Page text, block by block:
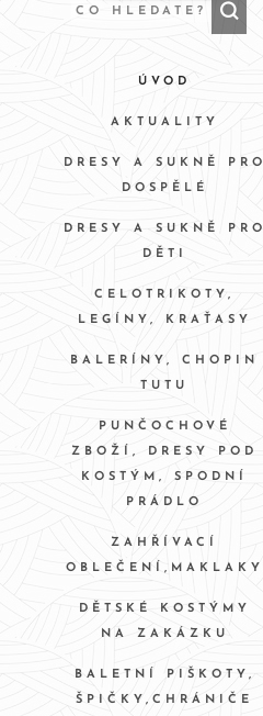
ÚVOD
AKTUALITY
DRESY A SUKNĚ PRO
DOSPĚLÉ
DRESY A SUKNĚ PRO
DĚTI
CELOTRIKOTY,
LEGÍNY, KRAŤASY
BALERÍNY, CHOPIN
TUTU
PUNČOCHOVÉ
ZBOŽÍ, DRESY POD
KOSTÝM, SPODNÍ
PRÁDLO
ZAHŘÍVACÍ
OBLEČENÍ,MAKLAKY
DĚTSKÉ KOSTÝMY
NA ZAKÁZKU
BALETNÍ PIŠKOTY,
ŠPIČKY,CHRÁNIČE